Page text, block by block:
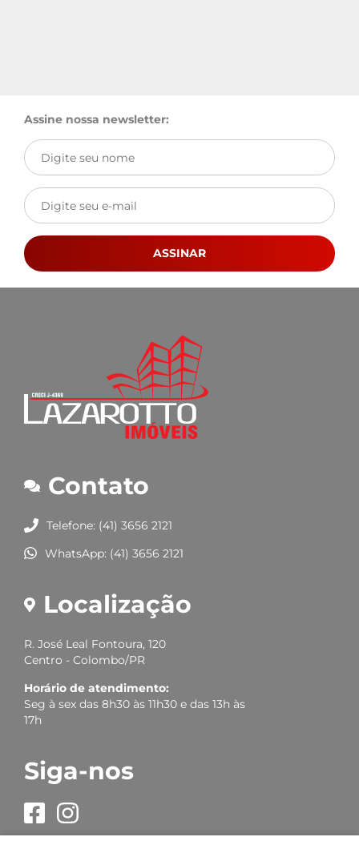
Assine nossa newsletter:
ASSINAR
Contato
Telefone: (41) 3656 2121
WhatsApp: (41) 3656 2121
Localização
R. José Leal Fontoura, 120
Centro - Colombo/PR
Horário de atendimento:
Seg à sex das 8h30 às 11h30 e das 13h às
17h
Siga-nos